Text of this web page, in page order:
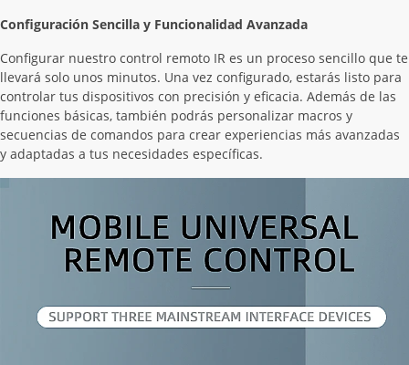
Configuración Sencilla y Funcionalidad Avanzada
Configurar nuestro control remoto IR es un proceso sencillo que te
llevará solo unos minutos. Una vez configurado, estarás listo para
controlar tus dispositivos con precisión y eficacia. Además de las
funciones básicas, también podrás personalizar macros y
secuencias de comandos para crear experiencias más avanzadas
y adaptadas a tus necesidades específicas.